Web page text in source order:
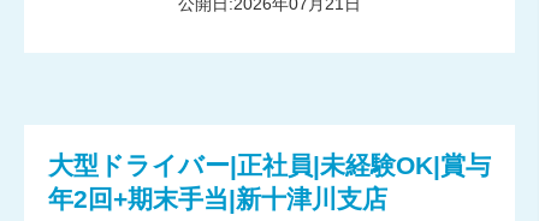
大型ドライバー|正社員|未経験OK|賞与
年2回+期末手当|新十津川支店